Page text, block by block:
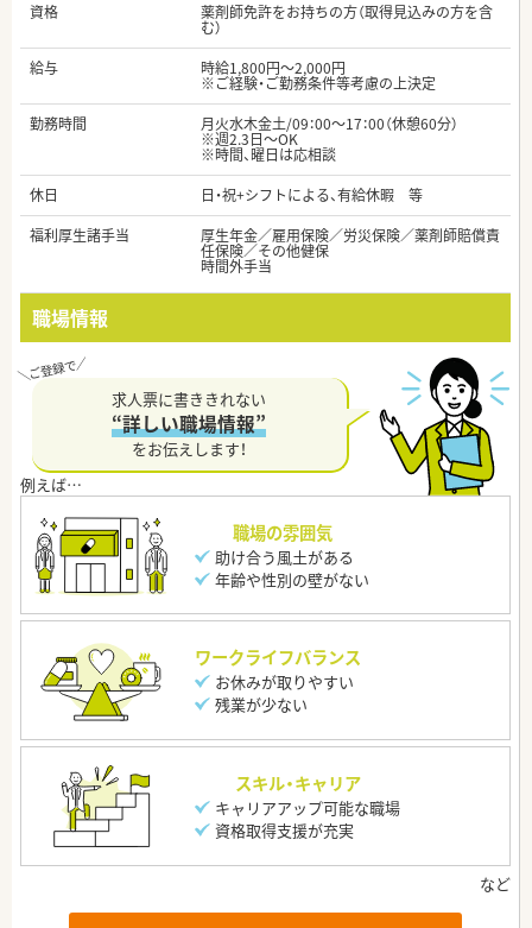
資格
薬剤師免許をお持ちの方（取得見込みの方を含
む）
給与
時給1,800円～2,000円
※ご経験・ご勤務条件等考慮の上決定
勤務時間
月火水木金土/09：00～17：00（休憩60分）
※週2.3日～OK
※時間、曜日は応相談
休日
日・祝+シフトによる、有給休暇 等
福利厚生諸手当
厚生年金／雇用保険／労災保険／薬剤師賠償責
任保険／その他健保
時間外手当
職場情報
求人票に書ききれない
“詳しい職場情報”
をお伝えします！
職場の雰囲気
助け合う風土がある
年齢や性別の壁がない
ワークライフバランス
お休みが取りやすい
残業が少ない
スキル・キャリア
キャリアアップ可能な職場
資格取得支援が充実